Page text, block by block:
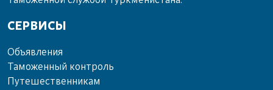
СЕРВИСЫ
Объ­яв­ле­ния
Та­мо­жен­ный кон­троль
Пу­те­шест­вен­ни­кам